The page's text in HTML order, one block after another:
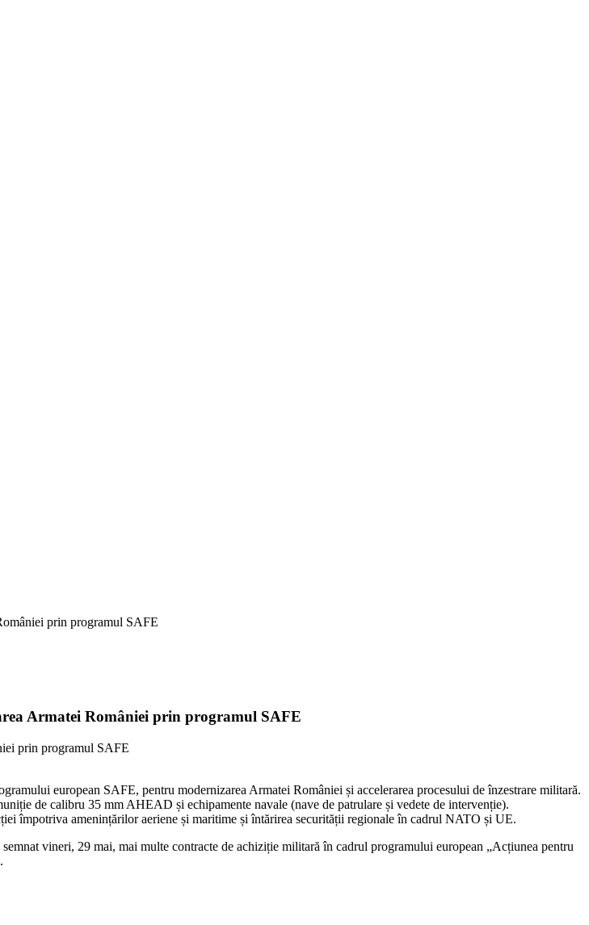
prin programul SAFE
Armatei României prin programul SAFE
european SAFE, pentru modernizarea Armatei României și accelerarea procesului de înzestrare militară.
de calibru 35 mm AHEAD și echipamente navale (nave de patrulare și vedete de intervenție).
împotriva amenințărilor aeriene și maritime și întărirea securității regionale în cadrul NATO și UE.
vineri, 29 mai, mai multe contracte de achiziție militară în cadrul programului european „Acțiunea pentru